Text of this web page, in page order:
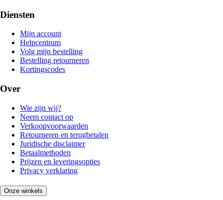
Diensten
Mijn account
Helpcentrum
Volg mijn bestelling
Bestelling retourneren
Kortingscodes
Over
Wie zijn wij?
Neem contact op
Verkoopvoorwaarden
Retourneren en terugbetalen
Juridische disclaimer
Betaalmethoden
Prijzen en leveringsopties
Privacy verklaring
Onze winkels